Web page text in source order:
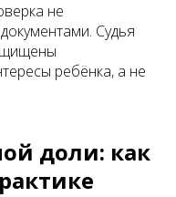
не
Судья
ребёнка, а не
доли: как